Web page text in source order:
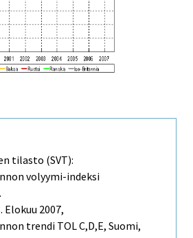
tilasto (SVT):
volyymi-indeksi
Elokuu 2007,
trendi TOL C,D,E, Suomi,